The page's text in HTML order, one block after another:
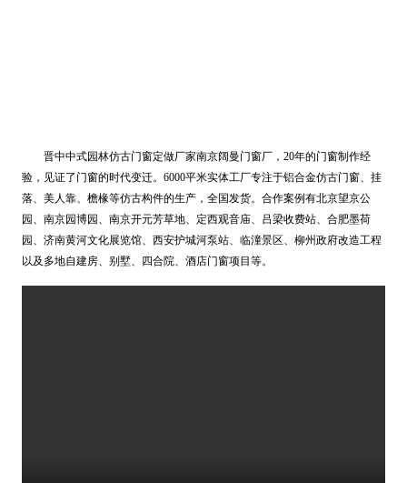
晋中中式园林仿古门窗定做厂家南京阔曼门窗厂，20年的门窗制作经
验，见证了门窗的时代变迁。6000平米实体工厂专注于铝合金仿古门窗、挂
落、美人靠、檐椽等仿古构件的生产，全国发货。合作案例有北京望京公
园、南京园博园、南京开元芳草地、定西观音庙、吕梁收费站、合肥墨荷
园、济南黄河文化展览馆、西安护城河泵站、临潼景区、柳州政府改造工程
以及多地自建房、别墅、四合院、酒店门窗项目等。